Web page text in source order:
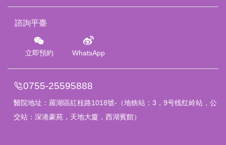
諮詢平臺
立即預約 WhatsApp
0755-25595888
醫院地址： 羅湖區紅桂路1018號-（地铁站：3，9号线红岭站，公
交站：深港豪苑，天地大廈，西湖賓館）